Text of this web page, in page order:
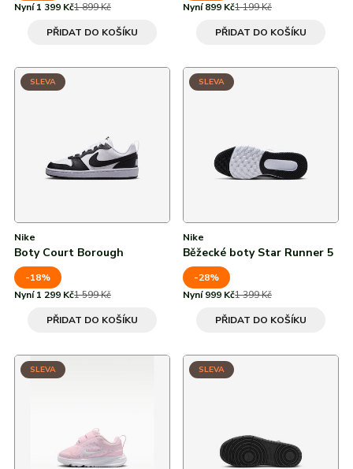
Nyní 1 399 Kč1 899 Kč
PŘIDAT DO KOŠÍKU
Nyní 899 Kč1 199 Kč
PŘIDAT DO KOŠÍKU
SLEVA
Nike
Boty Court Borough
-18%
Nyní 1 299 Kč1 599 Kč
PŘIDAT DO KOŠÍKU
SLEVA
Nike
Běžecké boty Star Runner 5
-28%
Nyní 999 Kč1 399 Kč
PŘIDAT DO KOŠÍKU
SLEVA SLEVA